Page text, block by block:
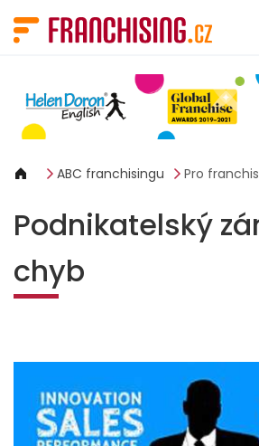
ABC franchisingu Pro
Podnikatelský
chyb